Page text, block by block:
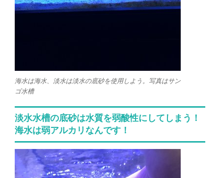
海水は海水、淡水は淡水の底砂を使用しよう。写真はサン
ゴ水槽
淡水水槽の底砂は水質を弱酸性にしてしまう！
海水は弱アルカリなんです！